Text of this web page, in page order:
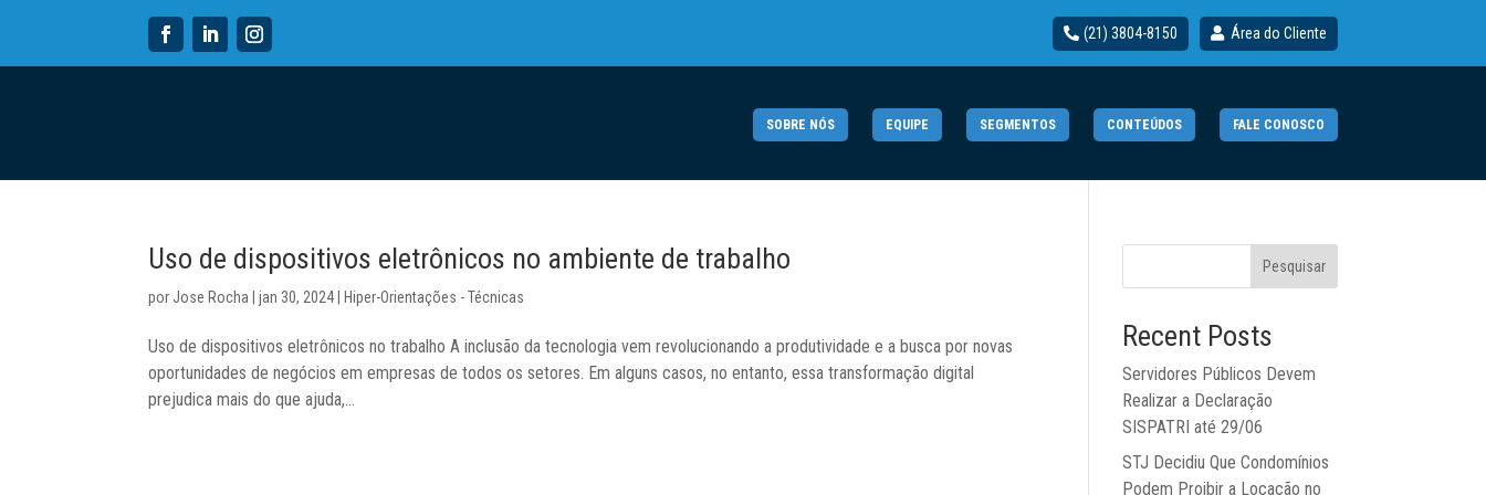
(21) 3804-8150 Área do Cliente
SOBRE NÓS EQUIPE SEGMENTOS CONTEÚDOS FALE CONOSCO
Uso de dispositivos eletrônicos no ambiente de trabalho
por Jose Rocha |jan 30, 2024 Hiper-Orientações - Técnicas
Uso de dispositivos eletrônicos no trabalho A inclusão da tecnologia vem revolucionando a produtividade e a busca por novas
oportunidades de negócios em empresas de todos os setores. Em alguns casos, no entanto, essa transformação digital
prejudica mais do que ajuda,...
Pesquisar
Recent Posts
Servidores Públicos Devem
Realizar a Declaração
SISPATRI até 29/06
STJ Decidiu Que Condomínios
Podem Proibir a Locação no